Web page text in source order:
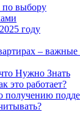
по выбору
году
– важные
Нужно Знать
это работает?
получению